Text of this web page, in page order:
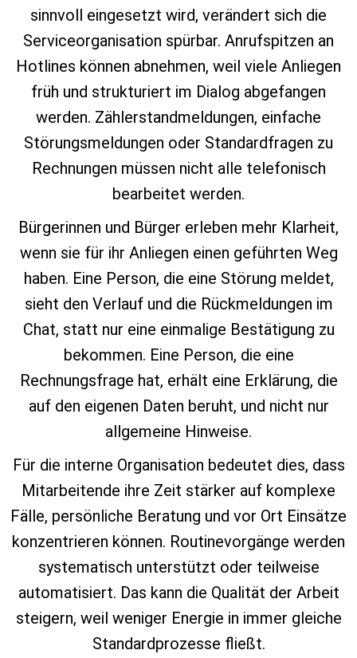
sinnvoll eingesetzt wird, verändert sich die
Serviceorganisation spürbar. Anrufspitzen an
Hotlines können abnehmen, weil viele Anliegen
früh und strukturiert im Dialog abgefangen
werden. Zählerstandmeldungen, einfache
Störungsmeldungen oder Standardfragen zu
Rechnungen müssen nicht alle telefonisch
bearbeitet werden.
Bürgerinnen und Bürger erleben mehr Klarheit,
wenn sie für ihr Anliegen einen geführten Weg
haben. Eine Person, die eine Störung meldet,
sieht den Verlauf und die Rückmeldungen im
Chat, statt nur eine einmalige Bestätigung zu
bekommen. Eine Person, die eine
Rechnungsfrage hat, erhält eine Erklärung, die
auf den eigenen Daten beruht, und nicht nur
allgemeine Hinweise.
Für die interne Organisation bedeutet dies, dass
Mitarbeitende ihre Zeit stärker auf komplexe
Fälle, persönliche Beratung und vor Ort Einsätze
konzentrieren können. Routinevorgänge werden
systematisch unterstützt oder teilweise
automatisiert. Das kann die Qualität der Arbeit
steigern, weil weniger Energie in immer gleiche
Standardprozesse fließt.